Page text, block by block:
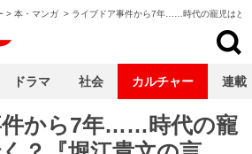
> 本・マンガ > ライブドア事件から7年……時代の寵児はど
件から7年……時代の寵
ドラマ 社会 カルチャー 連載